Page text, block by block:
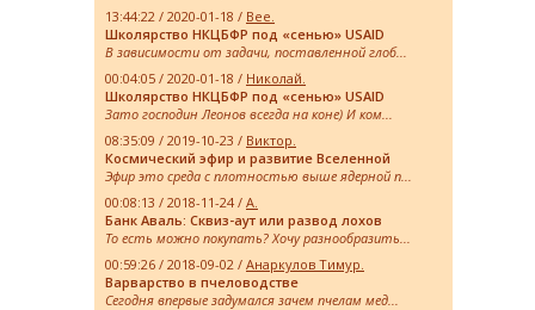
13:44:22 / 2020-01-18 / Bee.
Школярство НКЦБФР под «сенью» USAID
В зависимости от задачи, поставленной глоб...
00:04:05 / 2020-01-18 / Николай.
Школярство НКЦБФР под «сенью» USAID
Зато господин Леонов всегда на коне) И ком...
08:35:09 / 2019-10-23 / Виктор.
Космический эфир и развитие Вселенной
Эфир это среда с плотностью выше ядерной п...
00:08:13 / 2018-11-24 / А.
Банк Аваль: Сквиз-аут или развод лохов
То есть можно покупать? Хочу разнообразить...
00:59:26 / 2018-09-02 / Анаркулов Тимур.
Варварство в пчеловодстве
Сегодня впервые задумался зачем пчелам мед...